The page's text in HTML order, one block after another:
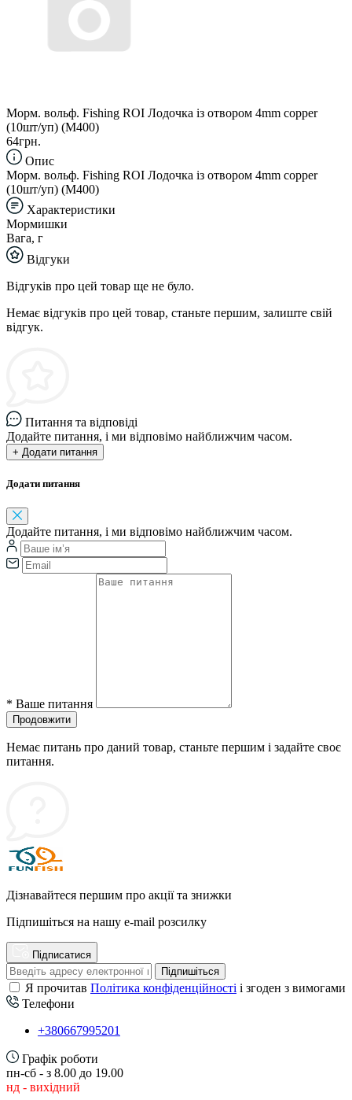
Морм. вольф. Fishing ROI Лодочка із отвором 4mm copper
(10шт/уп) (M400)
64грн.
Опис
Морм. вольф. Fishing ROI Лодочка із отвором 4mm copper
(10шт/уп) (M400)
Характеристики
Мормишки
Вага, г
Відгуки
Відгуків про цей товар ще не було.
Немає відгуків про цей товар, станьте першим, залиште свій
відгук.
Питання та відповіді
Додайте питання, і ми відповімо найближчим часом.
+ Додати питання
Додати питання
Додайте питання, і ми відповімо найближчим часом.
* Ваше питання
Продовжити
Немає питань про даний товар, станьте першим і задайте своє
питання.
Дізнавайтеся першим про акції та знижки
Підпишіться на нашу e-mail розсилку
Підписатися
Підпишіться
Я прочитав Політика конфіденційності і згоден з вимогами
Телефони
+380667995201
Графік роботи
пн-сб - з 8.00 до 19.00
нд - вихідний